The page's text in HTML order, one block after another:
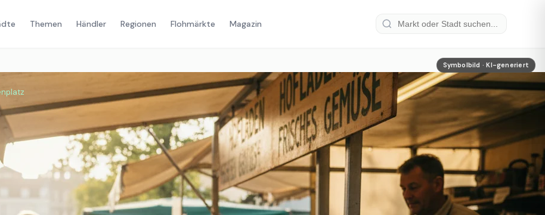
Themen Händler Regionen Flohmärkte Magazin
Symbolbild · KI-generiert